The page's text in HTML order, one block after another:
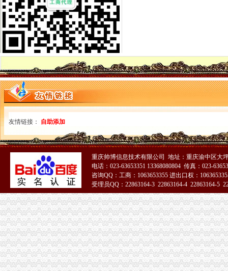
代理记账|税务代理与咨询-重庆君立企业管理咨询有限公司
重庆高档住宅土地增值税预征率上调至2%_网易北京房产频道
重庆代理各项纳税申报-商务服务-久久信息网
【代理记帐、办理工商税务相关事宜等】厂家,价格,图片_重庆正青
重庆代理记账如何办理税务登记变更_搜狐其它_搜狐网
国务制办公室地方规章重庆市税收征管保障办
重庆财务会计-税务招聘-新百胜餐饮（武汉）有限公司招聘信息_重庆
以增经济发展动力为遵循重庆市国税局扎实推进税收改革-新华网
重庆高档住宅土地增值税预征率上调至2%_国内新闻_烟台房产网_买
重庆市税收征管保障办-重庆农业农村信息网
重庆市旭鑫工商税务咨询有限公司-百姓网
重庆亿源财税
“营改增”政策深度解析与操作实务专题李老师,04月16日重庆税
立信税务师事务所有限公司重庆分公司
重庆发票新规定,税务金四期上线！-企业税收优惠政策-重庆市黔江
重庆税务注销
【税收管理】重庆市地方税务局关于印发《“三证合一、一照一码”
《一般纳税人注销流程》100篇第一文库网
重庆营业执照代办【工商代办免费咨询】重庆益尚利财务管理有限公司
《一般纳税人注销流程》100篇第一文库网
重庆工商注册代理记账变更税务财务佼佼泽工商
重庆财税_专业的财务、税收实务网站-亿企赢财税资讯
国家税务总局2015年持续加“规范税务”建设_部门新闻_新闻_中国
重庆沙坪坝门户网
【重庆财务/审计/税务招聘_新重庆财务/审计/税务招聘信息】-前程无忧
友情链接： 自助添加
重庆帅博信息技术有限公司 地址：重庆渝中区大
电话：023-63653351 13368080804 传真：023-
咨询QQ：工商：1063653355 进出口权：
受理员QQ：22863164-3 22863164-4 22863164-5